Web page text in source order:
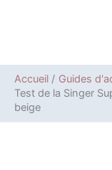
Accueil
Guides
Test de la Singer
beige